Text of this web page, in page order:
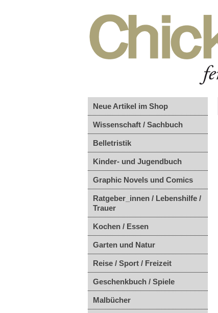
Neue Artikel im Shop
Wissenschaft / Sachbuch
Belletristik
Kinder- und Jugendbuch
Graphic Novels und Comics
Ratgeber_innen / Lebenshilfe /
Trauer
Kochen / Essen
Garten und Natur
Reise / Sport / Freizeit
Geschenkbuch / Spiele
Malbücher